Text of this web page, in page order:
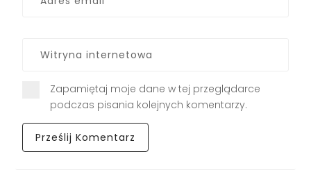
Zapamiętaj moje dane w tej przeglądarce
podczas pisania kolejnych komentarzy.